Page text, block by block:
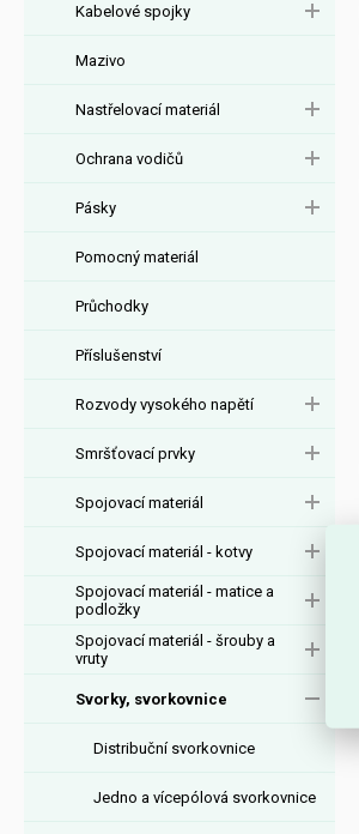
Kabelové spojky
Mazivo
Nastřelovací materiál
Ochrana vodičů
Pásky
Pomocný materiál
Průchodky
Příslušenství
Rozvody vysokého napětí
Smršťovací prvky
Spojovací materiál
Spojovací materiál - kotvy
Spojovací materiál - matice a
podložky
Spojovací materiál - šrouby a
vruty
Svorky, svorkovnice
Distribuční svorkovnice
Jedno a vícepólová svorkovnice